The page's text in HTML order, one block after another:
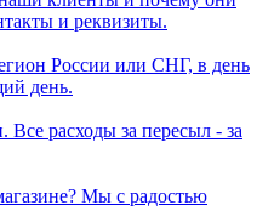
и реквизиты.
России или СНГ, в день
день.
расходы за пересыл - за
Мы с радостью